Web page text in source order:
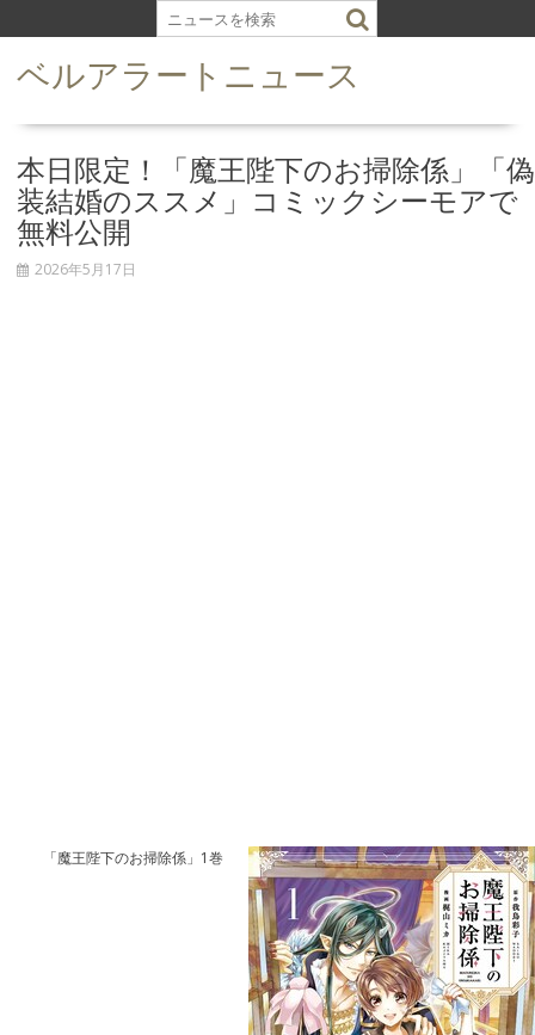
k
ベルアラートニュース
本日限定！「魔王陛下のお掃除係」「偽
装結婚のススメ」コミックシーモアで
無料公開
2026年5月17日
「魔王陛下のお掃除係」1巻